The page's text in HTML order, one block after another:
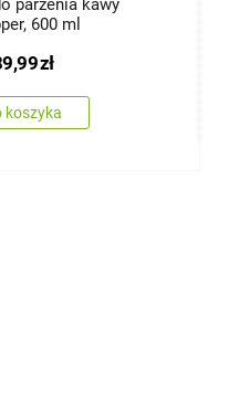
parzenia kawy
600 ml
zł
koszyka